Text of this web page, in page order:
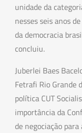
unidade da
nesses seis anos
da democracia
concluiu.
Juberlei Baes
Fetrafi Rio Grande
política CUT
importância da
de negociação